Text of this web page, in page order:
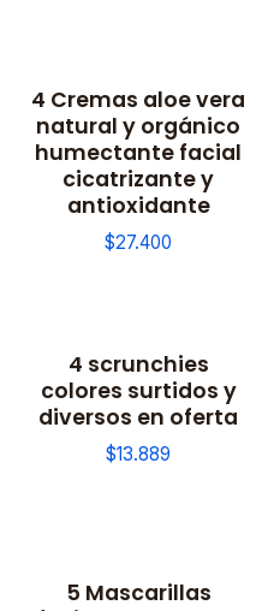
4 Cremas aloe vera
natural y orgánico
humectante facial
cicatrizante y
antioxidante
$27.400
4 scrunchies
colores surtidos y
diversos en oferta
$13.889
5 Mascarillas